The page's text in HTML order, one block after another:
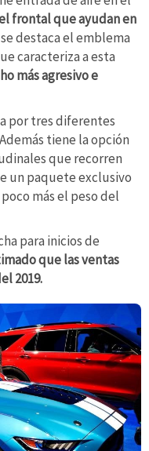
frontal que ayudan en
destaca el emblema
caracteriza a esta
más agresivo e
por tres diferentes
tiene la opción
que recorren
un paquete exclusivo
más el peso del
para inicios de
que las ventas
2019.